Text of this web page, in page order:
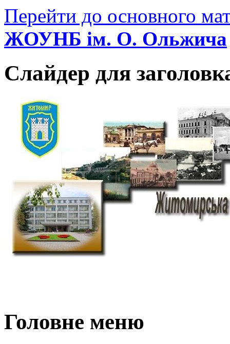
Перейти до основного
ЖОУНБ ім. О. Ольжича
Слайдер для
Головне меню